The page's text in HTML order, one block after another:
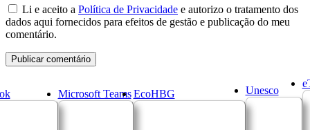
Li e aceito a Política de Privacidade e autorizo o tratamento dos
dados aqui fornecidos para efeitos de gestão e publicação do meu
comentário.
Microsoft Teams EcoHBG Unesco